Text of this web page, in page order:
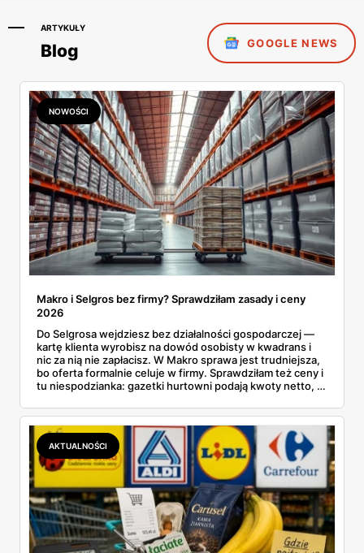
ARTYKUŁY
Blog GOOGLE NEWS
NOWOŚCI
Makro i Selgros bez firmy? Sprawdziłam zasady i ceny
2026
Do Selgrosa wejdziesz bez działalności gospodarczej —
kartę klienta wyrobisz na dowód osobisty w kwadrans i
nic za nią nie zapłacisz. W Makro sprawa jest trudniejsza,
bo oferta formalnie celuje w firmy. Sprawdziłam też ceny i
tu niespodzianka: gazetki hurtowni podają kwoty netto, a
zawsze wygrywa — ta sama kawa ziarnista kosztuje w
Makro ponad dwa razy więcej niż w weekendowej
promocji dyskontu.
AKTUALNOŚCI